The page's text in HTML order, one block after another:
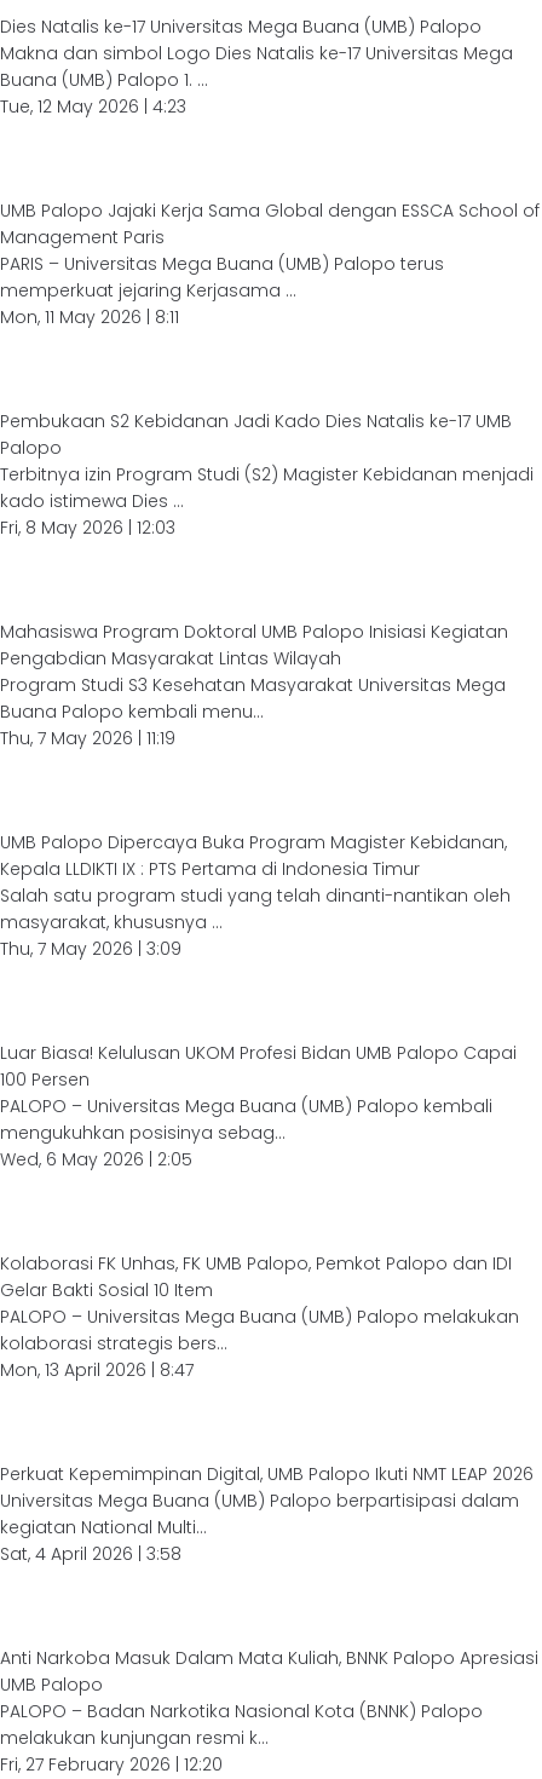
Dies Natalis ke-17 Universitas Mega Buana (UMB) Palopo
Makna dan simbol Logo Dies Natalis ke-17 Universitas Mega
Buana (UMB) Palopo 1. ...
Tue, 12 May 2026 | 4:23
UMB Palopo Jajaki Kerja Sama Global dengan ESSCA School of
Management Paris
PARIS – Universitas Mega Buana (UMB) Palopo terus
memperkuat jejaring Kerjasama ...
Mon, 11 May 2026 | 8:11
Pembukaan S2 Kebidanan Jadi Kado Dies Natalis ke-17 UMB
Palopo
Terbitnya izin Program Studi (S2) Magister Kebidanan menjadi
kado istimewa Dies ...
Fri, 8 May 2026 | 12:03
Mahasiswa Program Doktoral UMB Palopo Inisiasi Kegiatan
Pengabdian Masyarakat Lintas Wilayah
Program Studi S3 Kesehatan Masyarakat Universitas Mega
Buana Palopo kembali menu...
Thu, 7 May 2026 | 11:19
UMB Palopo Dipercaya Buka Program Magister Kebidanan,
Kepala LLDIKTI IX : PTS Pertama di Indonesia Timur
Salah satu program studi yang telah dinanti-nantikan oleh
masyarakat, khususnya ...
Thu, 7 May 2026 | 3:09
Luar Biasa! Kelulusan UKOM Profesi Bidan UMB Palopo Capai
100 Persen
PALOPO – Universitas Mega Buana (UMB) Palopo kembali
mengukuhkan posisinya sebag...
Wed, 6 May 2026 | 2:05
Kolaborasi FK Unhas, FK UMB Palopo, Pemkot Palopo dan IDI
Gelar Bakti Sosial 10 Item
PALOPO – Universitas Mega Buana (UMB) Palopo melakukan
kolaborasi strategis bers...
Mon, 13 April 2026 | 8:47
Perkuat Kepemimpinan Digital, UMB Palopo Ikuti NMT LEAP 2026
Universitas Mega Buana (UMB) Palopo berpartisipasi dalam
kegiatan National Multi...
Sat, 4 April 2026 | 3:58
Anti Narkoba Masuk Dalam Mata Kuliah, BNNK Palopo Apresiasi
UMB Palopo
PALOPO – Badan Narkotika Nasional Kota (BNNK) Palopo
melakukan kunjungan resmi k...
Fri, 27 February 2026 | 12:20